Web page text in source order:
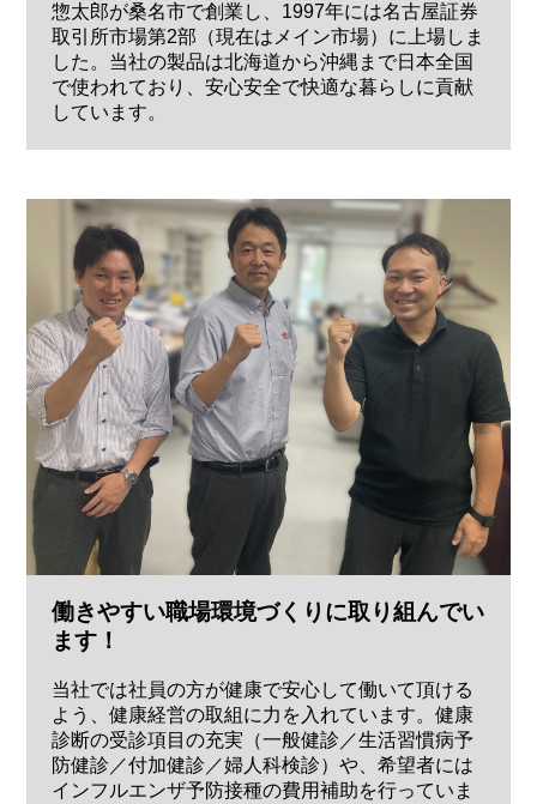
惣太郎が桑名市で創業し、1997年には名古屋証券
取引所市場第2部（現在はメイン市場）に上場しま
した。当社の製品は北海道から沖縄まで日本全国
で使われており、安心安全で快適な暮らしに貢献
しています。
働きやすい職場環境づくりに取り組んでい
ます！
当社では社員の方が健康で安心して働いて頂ける
よう、健康経営の取組に力を入れています。健康
診断の受診項目の充実（一般健診／生活習慣病予
防健診／付加健診／婦人科検診）や、希望者には
インフルエンザ予防接種の費用補助を行っていま